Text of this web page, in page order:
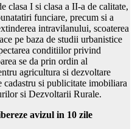
clasa I si clasa a II-a de calitate,
funciare, precum si a
intravilanului, scoaterea
pe baza de studii urbanistice
conditiilor privind
se da prin ordin al
agricultura si dezvoltare
si publicitate imobiliara
si Dezvoltarii Rurale.
avizul in 10 zile